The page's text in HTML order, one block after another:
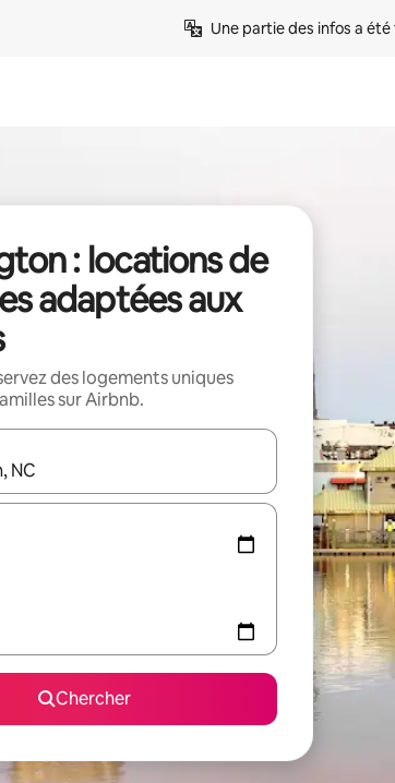
Une partie des infos a
: locations de
adaptées aux
des logements uniques
sur Airbnb.
sont affichés, parcourez-les en utilisant les
Chercher